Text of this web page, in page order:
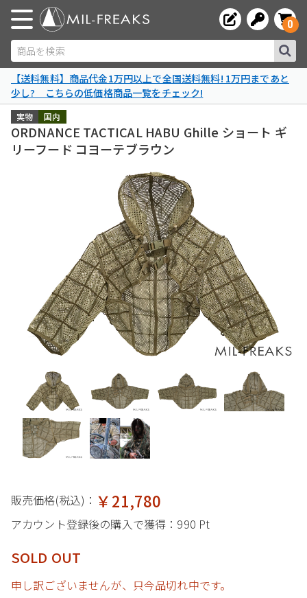
商品を検索
0
【送料無料】商品代金1万円以上で全国送料無料! 1万円まであと
少し? こちらの低価格商品一覧をチェック!
国内
実物
ORDNANCE TACTICAL HABU Ghille ショート ギ
リーフード コヨーテブラウン
販売価格(税込)： ￥21,780
アカウント登録後の購入で獲得： 990 Pt
SOLD OUT
申し訳ございませんが、只今品切れ中です。